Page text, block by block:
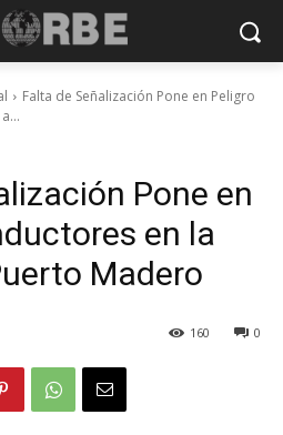
Falta de Señalización Pone en Peligro
Pone en
en la
Madero
0
160